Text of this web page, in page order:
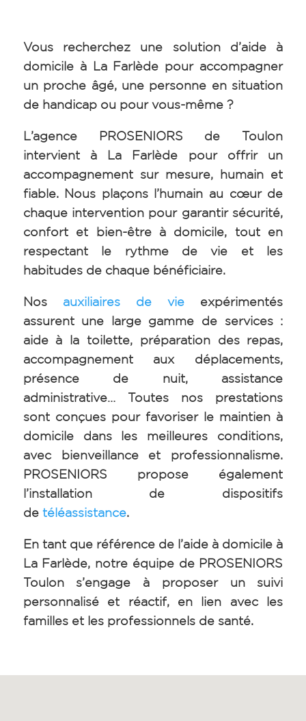
Vous recherchez une solution d’aide à
domicile à La Farlède pour accompagner
un proche âgé, une personne en situation
de handicap ou pour vous-même ?
L’agence PROSENIORS de Toulon
intervient à La Farlède pour offrir un
accompagnement sur mesure, humain et
fiable. Nous plaçons l’humain au cœur de
chaque intervention pour garantir sécurité,
confort et bien-être à domicile, tout en
respectant le rythme de vie et les
habitudes de chaque bénéficiaire.
Nos auxiliaires de vie expérimentés
assurent une large gamme de services :
aide à la toilette, préparation des repas,
accompagnement aux déplacements,
présence de nuit, assistance
administrative… Toutes nos prestations
sont conçues pour favoriser le maintien à
domicile dans les meilleures conditions,
avec bienveillance et professionnalisme.
PROSENIORS propose également
l’installation de dispositifs
de téléassistance.
En tant que référence de l’aide à domicile à
La Farlède, notre équipe de PROSENIORS
Toulon s’engage à proposer un suivi
personnalisé et réactif, en lien avec les
familles et les professionnels de santé.